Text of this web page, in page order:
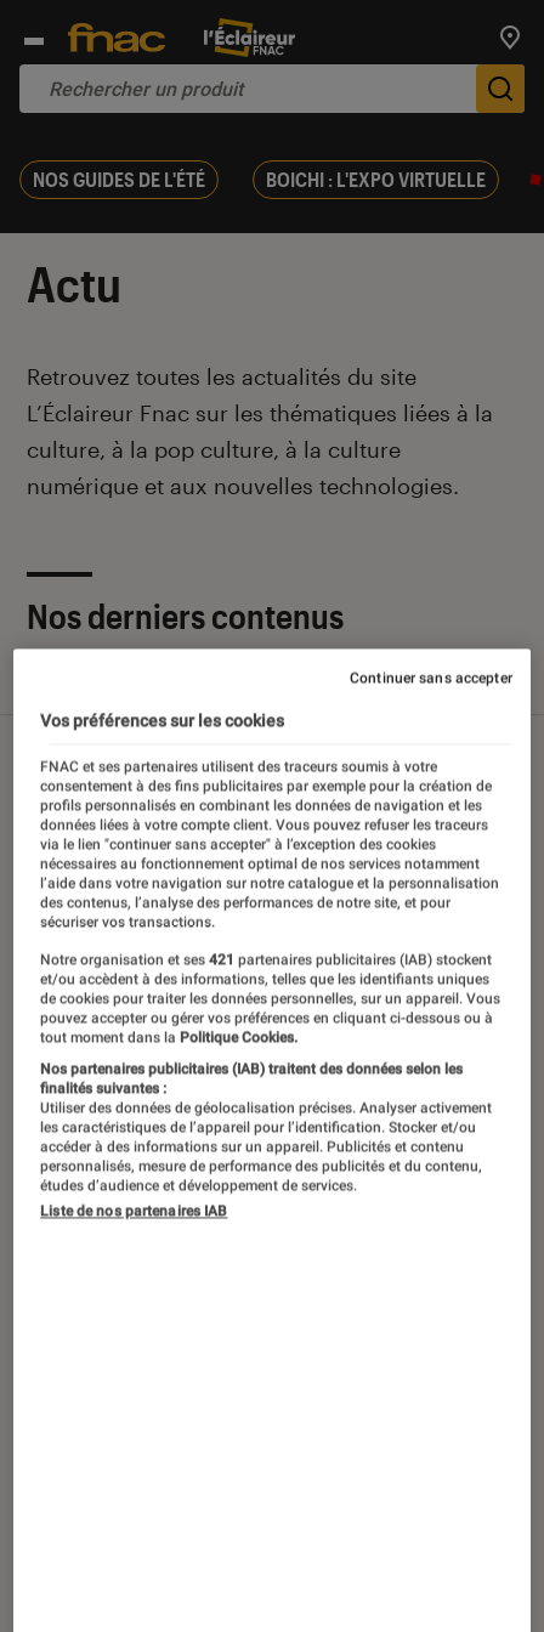
NOS GUIDES DE L'ÉTÉ BOICHI : L'EXPO VIRTUELLE
Actu
Introduction
Retrouvez toutes les actualités du site
L’Éclaireur Fnac sur les thématiques liées à la
culture, à la pop culture, à la culture
numérique et aux nouvelles technologies.
Nos derniers contenus
Sélections et guides Tests
Vos préférences sur les cookies
FNAC et ses partenaires utilisent des traceurs soumis à votre
consentement à des fins publicitaires par exemple pour la création de
profils personnalisés en combinant les données de navigation et les
données liées à votre compte client. Vous pouvez refuser les traceurs
via le lien "continuer sans accepter" à l’exception des cookies
nécessaires au fonctionnement optimal de nos services notamment
l’aide dans votre navigation sur notre catalogue et la personnalisation
des contenus, l’analyse des performances de notre site, et pour
sécuriser vos transactions.
Notre organisation et ses421 partenaires publicitaires (IAB) stockent
et/ou accèdent à des informations, telles que les identifiants uniques
de cookies pour traiter les données personnelles, sur un appareil. Vous
pouvez accepter ou gérer vos préférences en cliquant ci-dessous ou à
tout moment dans la Politique Cookies.
Nos partenaires publicitaires (IAB) traitent des données selon les
finalités suivantes :
Utiliser des données de géolocalisation précises. Analyser activement
les caractéristiques de l’appareil pour l’identification. Stocker et/ou
accéder à des informations sur un appareil. Publicités et contenu
personnalisés, mesure de performance des publicités et du contenu,
études d’audience et développement de services.
Liste de nos partenaires IAB
Continuer sans accepter